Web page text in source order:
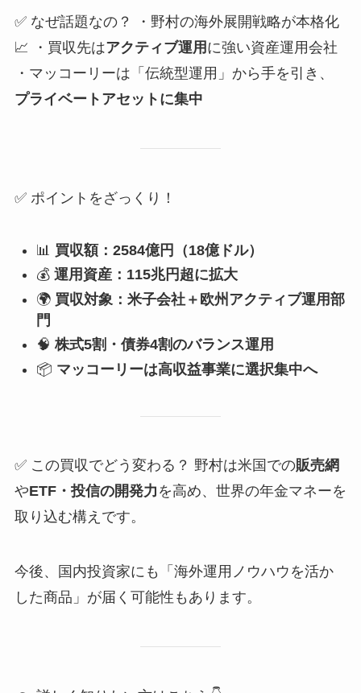
✅ なぜ話題なの？ ・野村の海外展開戦略が本格化
📈 ・買収先はアクティブ運用 に強い資産運用会社
・マッコーリーは「伝統型運用」から手を引き、
プライベートアセットに集中
✅ ポイントをざっくり！
📊 買収額：2584億円（18億ドル）
💰 運用資産：115兆円超に拡大
🌍 買収対象：米子会社＋欧州アクティブ運用部
門
🧠 株式5割・債券4割のバランス運用
📦 マッコーリーは高収益事業に選択集中へ
✅ この買収でどう変わる？ 野村は米国での販売網
やETF・投信の開発力 を高め、世界の年金マネーを
取り込む構えです。
今後、国内投資家にも「海外運用ノウハウを活か
した商品」が届く可能性もあります。